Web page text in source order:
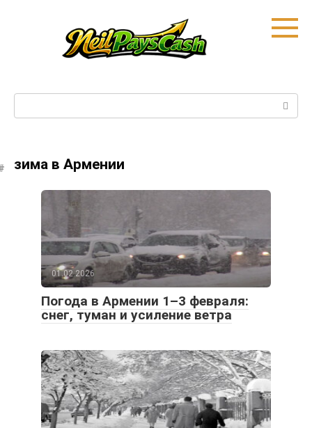
зима в Армении
01.02.2026
Погода в Армении 1–3 февраля:
снег, туман и усиление ветра